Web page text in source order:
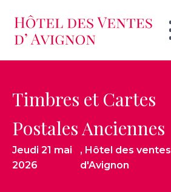
Timbres et Cartes
Postales Anciennes
Jeudi 21 mai
2026
, Hôtel des ventes
d'Avignon